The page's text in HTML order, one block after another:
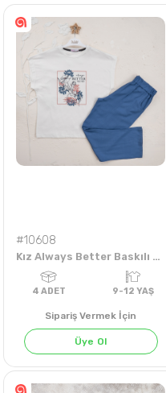
#10608
Kız Always Better Baskılı 9-12 Yaş Takım
Sipariş Vermek İçin
Üye Ol